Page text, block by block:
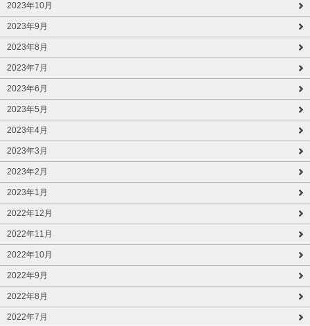
2023年10月
2023年9月
2023年8月
2023年7月
2023年6月
2023年5月
2023年4月
2023年3月
2023年2月
2023年1月
2022年12月
2022年11月
2022年10月
2022年9月
2022年8月
2022年7月